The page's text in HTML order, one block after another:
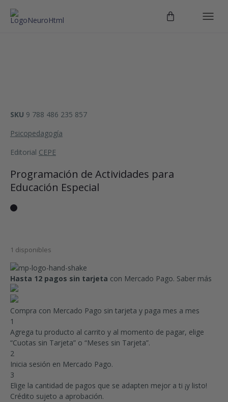
SKU 9 788 486 235 857
Psicopedagogía
Editorial CEPE
Programación de Actividades para
Educación Especial
1 disponibles
Hasta 12 pagos sin tarjeta con Mercado Pago. Saber más
Compra con Mercado Pago sin tarjeta y paga mes a mes
1
Agrega tu producto al carrito y al momento de pagar, elige
“Cuotas sin Tarjeta” o “Meses sin Tarjeta”.
2
Inicia sesión en Mercado Pago.
3
Elige la cantidad de pagos que se adapten mejor a ti ¡y listo!
Crédito sujeto a aprobación.